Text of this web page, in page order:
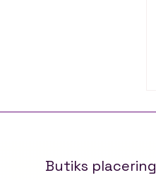
Butiks placering